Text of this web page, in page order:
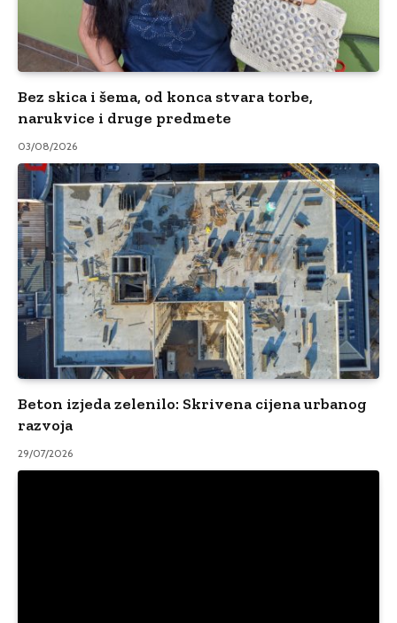
Bez skica i šema, od konca stvara torbe,
narukvice i druge predmete
03/08/2026
Beton izjeda zelenilo: Skrivena cijena urbanog
razvoja
29/07/2026